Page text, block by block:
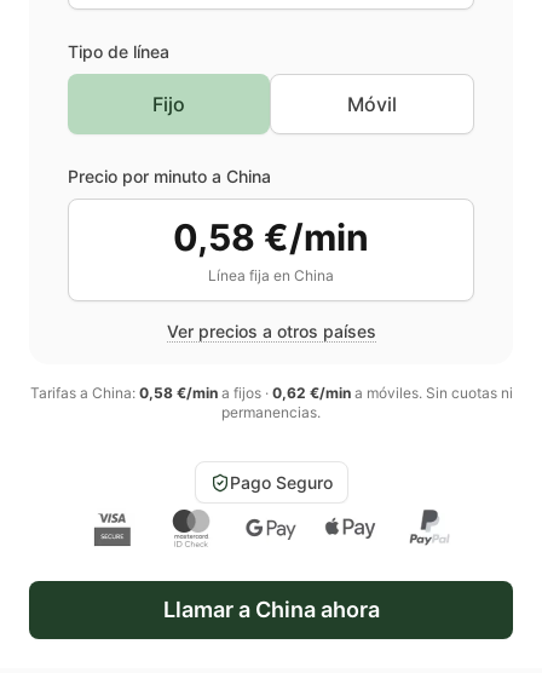
Tipo de línea
Fijo Móvil
Precio por minuto a China
0,58 €/min
Línea fija en China
Ver precios a otros países
Tarifas a China: 0,58 €/mina fijos· 0,62 €/mina móviles. Sin cuotas ni
permanencias.
Pago Seguro
Llamar a Chinaahora